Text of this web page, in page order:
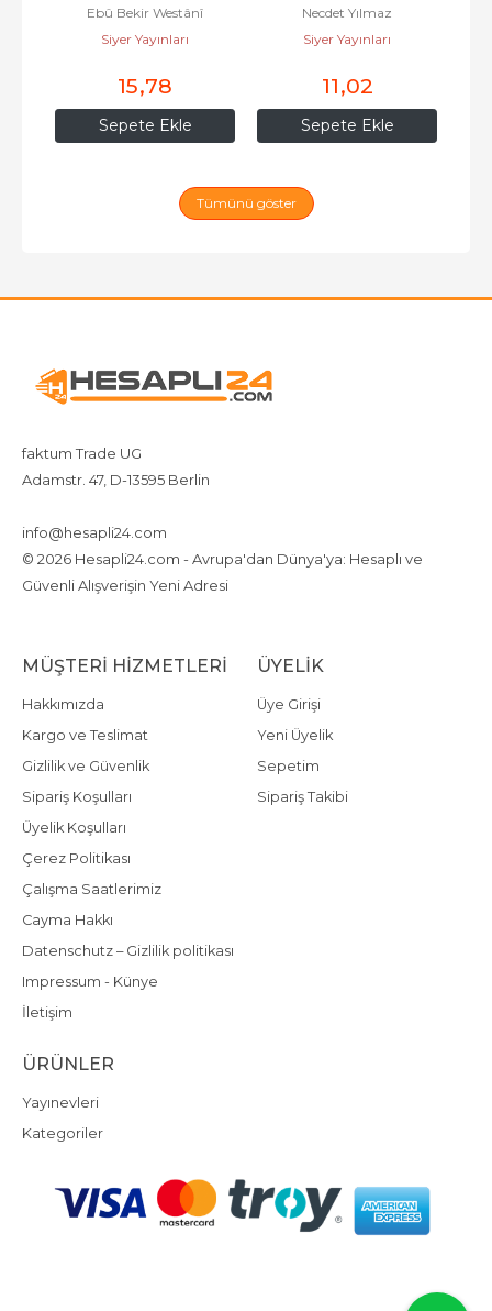
Sepete Ekle
Rehberi
Ebû Bekir Westânî
Siyer Yayınları
15,78
Sepete Ekle
Necdet Yılmaz
Siyer Yayınları
11,02
Tümünü göster
faktum Trade UG
Adamstr. 47, D-13595 Berlin
info@hesapli24.com
© 2026 Hesapli24.com - Avrupa'dan Dünya'ya: Hesaplı ve
Güvenli Alışverişin Yeni Adresi
MÜŞTERI HIZMETLERI
Hakkımızda
Kargo ve Teslimat
Gizlilik ve Güvenlik
Sipariş Koşulları
Üyelik Koşulları
Çerez Politikası
Çalışma Saatlerimiz
Cayma Hakkı
Datenschutz – Gizlilik politikası
Impressum - Künye
İletişim
ÜYELIK
Üye Girişi
Yeni Üyelik
Sepetim
Sipariş Takibi
ÜRÜNLER
Yayınevleri
Kategoriler